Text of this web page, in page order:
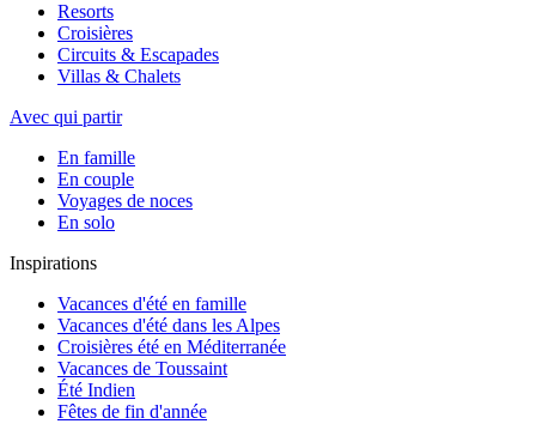
Resorts
Croisières
Circuits & Escapades
Villas & Chalets
Avec qui partir
En famille
En couple
Voyages de noces
En solo
Inspirations
Vacances d'été en famille
Vacances d'été dans les Alpes
Croisières été en Méditerranée
Vacances de Toussaint
Été Indien
Fêtes de fin d'année